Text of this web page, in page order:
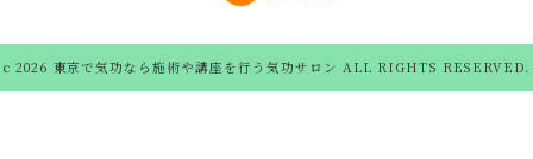
c 2026 東京で気功なら施術や講座を行う気功サロン ALL RIGHTS RESERVED.